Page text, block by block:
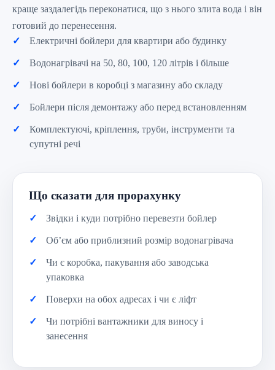
краще заздалегідь переконатися, що з нього злита вода і він
готовий до перенесення.
Електричні бойлери для квартири або будинку
Водонагрівачі на 50, 80, 100, 120 літрів і більше
Нові бойлери в коробці з магазину або складу
Бойлери після демонтажу або перед встановленням
Комплектуючі, кріплення, труби, інструменти та
супутні речі
Що сказати для прорахунку
Звідки і куди потрібно перевезти бойлер
Об’єм або приблизний розмір водонагрівача
Чи є коробка, пакування або заводська
упаковка
Поверхи на обох адресах і чи є ліфт
Чи потрібні вантажники для виносу і
занесення